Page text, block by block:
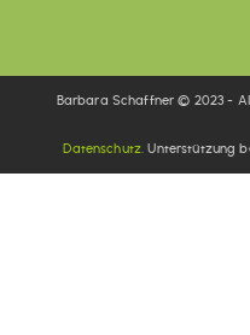
Barbara Schaffner © 2023 -
Datenschutz. Unterstützung